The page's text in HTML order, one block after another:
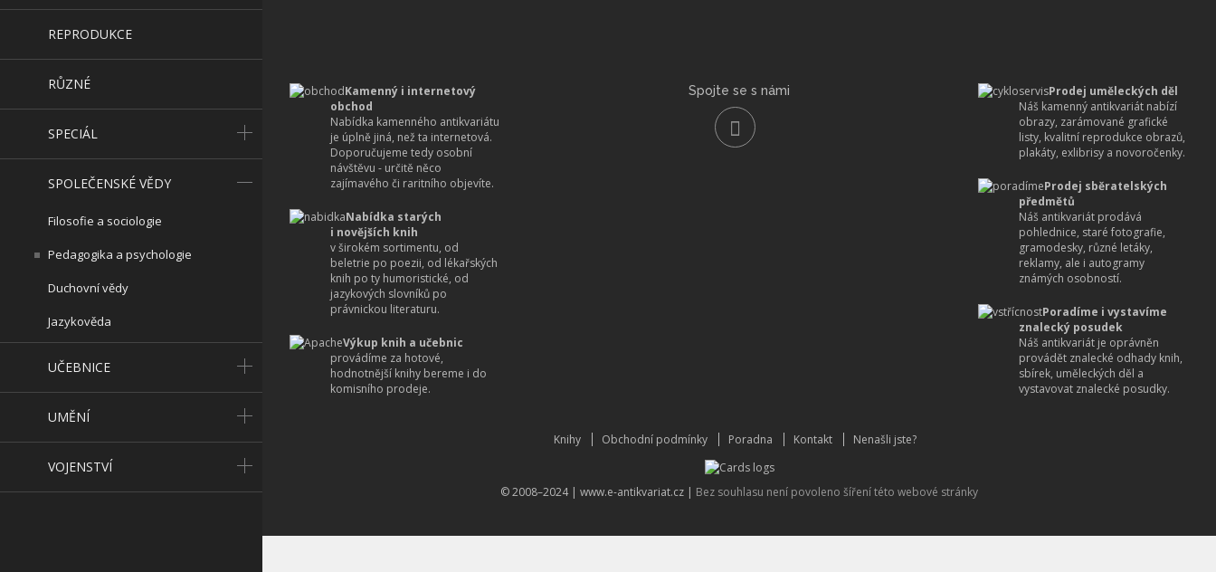
REPRODUKCE
RŮZNÉ
SPECIÁL
SPOLEČENSKÉ VĚDY
Filosofie a sociologie
Pedagogika a psychologie
Duchovní vědy
Jazykověda
UČEBNICE
UMĚNÍ
VOJENSTVÍ
Kamenný i internetový
obchod
Nabídka kamenného antikvariátu
je úplně jiná, než ta internetová.
Doporučujeme tedy osobní
návštěvu - určitě něco
zajímavého či raritního objevíte.
Nabídka starých
i novějších knih
v širokém sortimentu, od
beletrie po poezii, od lékařských
knih po ty humoristické, od
jazykových slovníků po
právnickou literaturu.
Výkup knih a učebnic
provádíme za hotové,
hodnotnější knihy bereme i do
komisního prodeje.
Prodej uměleckých děl
Náš kamenný antikvariát nabízí
obrazy, zarámované grafické
listy, kvalitní reprodukce obrazů,
plakáty, exlibrisy a novoročenky.
Prodej sběratelských
předmětů
Náš antikvariát prodává
pohlednice, staré fotografie,
gramodesky, různé letáky,
reklamy, ale i autogramy
známých osobností.
Poradíme i vystavíme
znalecký posudek
Náš antikvariát je oprávněn
provádět znalecké odhady knih,
sbírek, uměleckých děl a
vystavovat znalecké posudky.
Spojte se s námi
Knihy Obchodní podmínky Poradna Kontakt Nenašli jste?
© 2008–2024 | www.e-antikvariat.cz | Bez souhlasu není povoleno šíření této webové stránky